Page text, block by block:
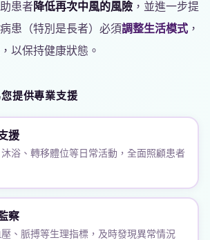
患者降低再次中風的風險 ，並進一步提
患（特別是長者）必須調整生活模式 ，
以保持健康狀態。
提供專業支援
援
浴、轉移體位等日常活動，全面照顧患者
察
、脈搏等生理指標，及時發現異常情況